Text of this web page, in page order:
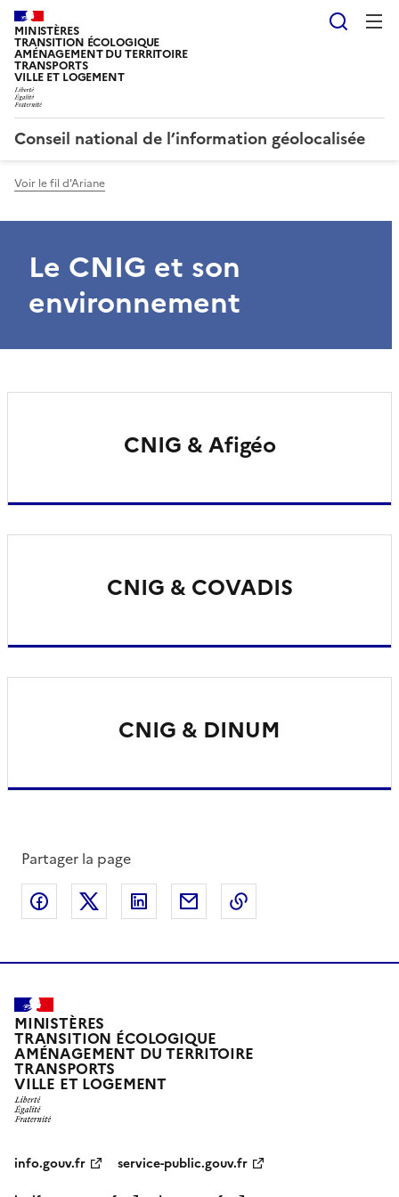
MINISTÈRES
TRANSITION ÉCOLOGIQUE
AMÉNAGEMENT DU TERRITOIRE
TRANSPORTS
VILLE ET LOGEMENT
Conseil national de l’information géolocalisée
Voir le fil d'Ariane
Le CNIG et son
environnement
CNIG & Afigéo
CNIG & COVADIS
CNIG & DINUM
Partager la page
Partager sur Facebook
Partager sur XPartager sur LinkedIn
Partager par email
MINISTÈRES
TRANSITION ÉCOLOGIQUE
AMÉNAGEMENT DU TERRITOIRE
TRANSPORTS
VILLE ET LOGEMENT
info.gouv.fr
service-public.gouv.fr